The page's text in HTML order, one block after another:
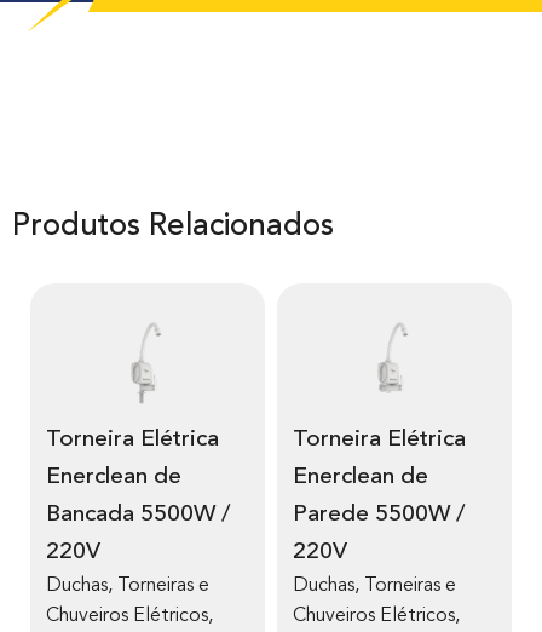
Produtos Relacionados
Torneira Elétrica
Enerclean de
Bancada 5500W /
220V
Duchas, Torneiras e
Chuveiros Elétricos,
Torneira Elétrica
Enerclean de
Parede 5500W /
220V
Duchas, Torneiras e
Chuveiros Elétricos,